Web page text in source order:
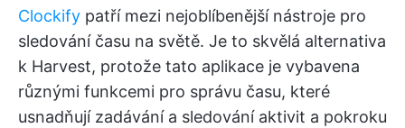
Clockify patří mezi nejoblíbenější nástroje pro
sledování času na světě. Je to skvělá alternativa
k Harvest, protože tato aplikace je vybavena
různými funkcemi pro správu času, které
usnadňují zadávání a sledování aktivit a pokroku